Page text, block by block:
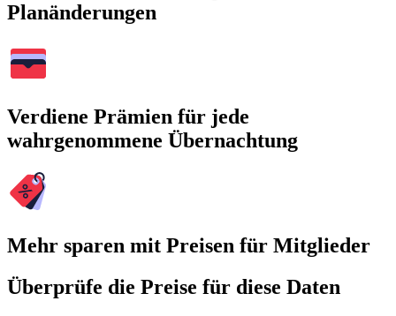
Planänderungen
Verdiene Prämien für jede
wahrgenommene Übernachtung
Mehr sparen mit Preisen für Mitglieder
Überprüfe die Preise für diese Daten